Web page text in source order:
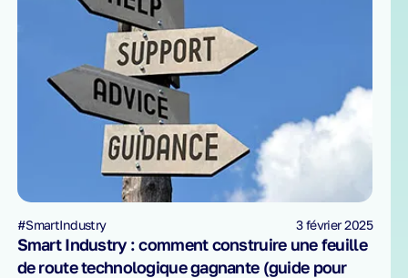
Smart Industry : comment construire une feuille
de route technologique gagnante (guide pour
#SmartIndustry 3 février 2025